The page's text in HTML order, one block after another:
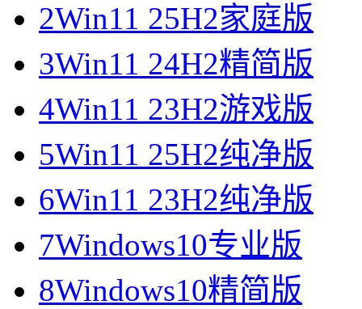
2Win11 25H2家庭版
3Win11 24H2精简版
4Win11 23H2游戏版
5Win11 25H2纯净版
6Win11 23H2纯净版
7Windows10专业版
8Windows10精简版